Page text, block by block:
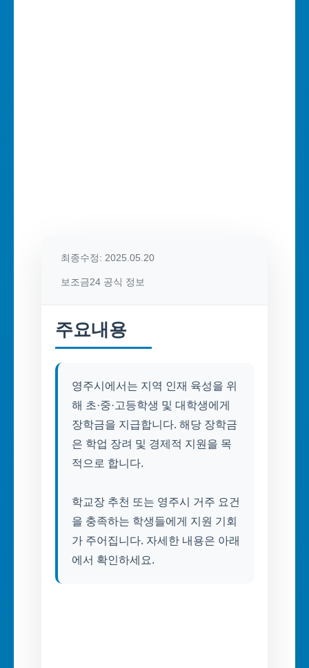
최종수정: 2025.05.20
보조금24 공식 정보
주요내용
영주시에서는 지역 인재 육성을 위
해 초·중·고등학생 및 대학생에게
장학금을 지급합니다. 해당 장학금
은 학업 장려 및 경제적 지원을 목
적으로 합니다.
학교장 추천 또는 영주시 거주 요건
을 충족하는 학생들에게 지원 기회
가 주어집니다. 자세한 내용은 아래
에서 확인하세요.